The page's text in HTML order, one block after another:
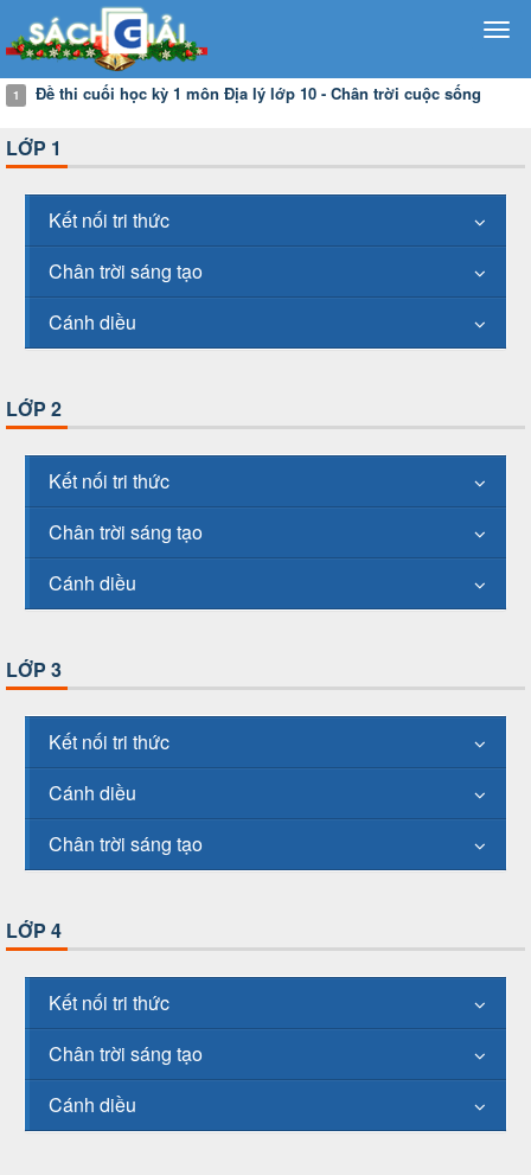
1 Đề thi cuối học kỳ 1 môn Địa lý lớp 10 - Chân trời cuộc sống
LỚP 1
Kết nối tri thức
Chân trời sáng tạo
Cánh diều
LỚP 2
Kết nối tri thức
Chân trời sáng tạo
Cánh diều
LỚP 3
Kết nối tri thức
Cánh diều
Chân trời sáng tạo
LỚP 4
Kết nối tri thức
Chân trời sáng tạo
Cánh diều